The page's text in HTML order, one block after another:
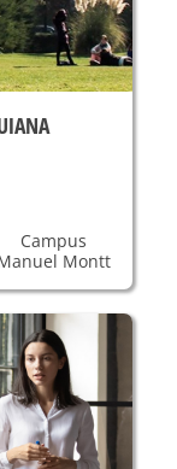
Campus
Montt